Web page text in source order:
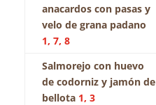
anacardos con pasas y
velo de grana padano
1, 7, 8
Salmorejo con huevo
de codorniz y jamón de
bellota 1, 3